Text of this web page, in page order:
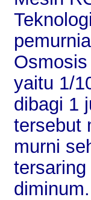
yaitu 1/
dibagi 1
tersebut
murni
diminum.